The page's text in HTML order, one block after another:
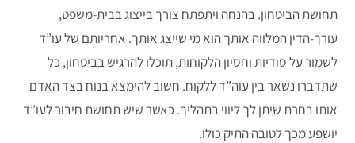
תחושת הביטחון. בהנחה ויתפתח צורך בייצוג בבית-משפט,
עורך-הדין המלווה אותך הוא מי שייצג אותך. אחריותם של עו”ד
לשמור על סודיות וחסיון הלקוחות, תוכלו להרגיש בביטחון, כל
שתדברו נשאר בין עוה”ד ללקוח. חשוב להימצא בנוח בצד האדם
אותו בחרת שיתן לך ליווי בתהליך. כאשר שיש תחושת חיבור לעו”ד
יושפע מכך לטובה התיק כולו.